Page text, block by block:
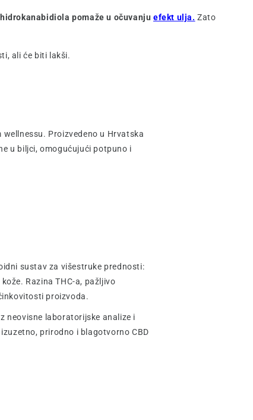
pomaže u očuvanjuefekt ulja. Zato
ali će biti lakši.
Proizvedeno u Hrvatska
u biljci, omogućujući potpuno i
sustav za višestruke prednosti:
Razina THC-a, pažljivo
proizvoda.
neovisne laboratorijske analize i
prirodno i blagotvorno CBD